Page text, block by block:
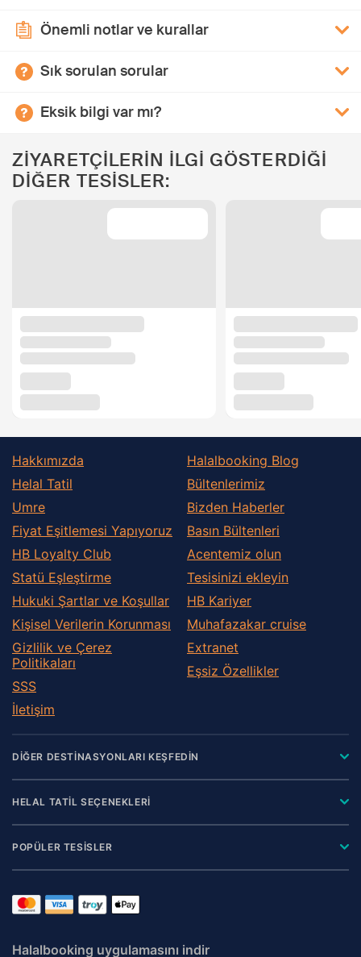
Önemli notlar ve kurallar
Sık sorulan sorular
Eksik bilgi var mı?
ZİYARETÇİLERİN İLGİ GÖSTERDİĞİ
DİĞER TESİSLER:
Hakkımızda
Helal Tatil
Umre
Fiyat Eşitlemesi Yapıyoruz
HB Loyalty Club
Statü Eşleştirme
Hukuki Şartlar ve Koşullar
Kişisel Verilerin Korunması
Gizlilik ve Çerez
Politikaları
SSS
İletişim
Halalbooking Blog
Bültenlerimiz
Bizden Haberler
Basın Bültenleri
Acentemiz olun
Tesisinizi ekleyin
HB Kariyer
Muhafazakar сruise
Extranet
Eşsiz Özellikler
DİĞER DESTİNASYONLARI KEŞFEDİN
HELAL TATİL SEÇENEKLERİ
POPÜLER TESİSLER
Halalbooking uygulamasını indir